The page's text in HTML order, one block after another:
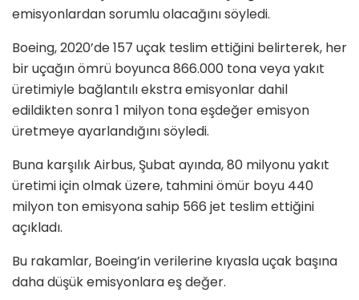
emisyonlardan sorumlu olacağını söyledi.
Boeing, 2020’de 157 uçak teslim ettiğini belirterek, her
bir uçağın ömrü boyunca 866.000 tona veya yakıt
üretimiyle bağlantılı ekstra emisyonlar dahil
edildikten sonra 1 milyon tona eşdeğer emisyon
üretmeye ayarlandığını söyledi.
Buna karşılık Airbus, Şubat ayında, 80 milyonu yakıt
üretimi için olmak üzere, tahmini ömür boyu 440
milyon ton emisyona sahip 566 jet teslim ettiğini
açıkladı.
Bu rakamlar, Boeing’in verilerine kıyasla uçak başına
daha düşük emisyonlara eş değer.